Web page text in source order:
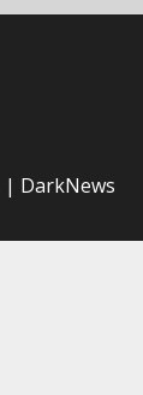
| DarkNews